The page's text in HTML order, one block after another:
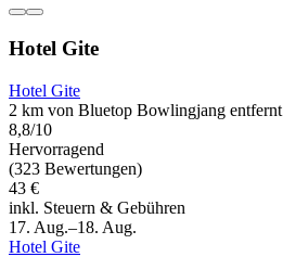
Hotel Gite
Hotel Gite
2 km von Bluetop Bowlingjang entfernt
8,8/10
Hervorragend
(323 Bewertungen)
43 €
inkl. Steuern & Gebühren
17. Aug.–18. Aug.
Hotel Gite